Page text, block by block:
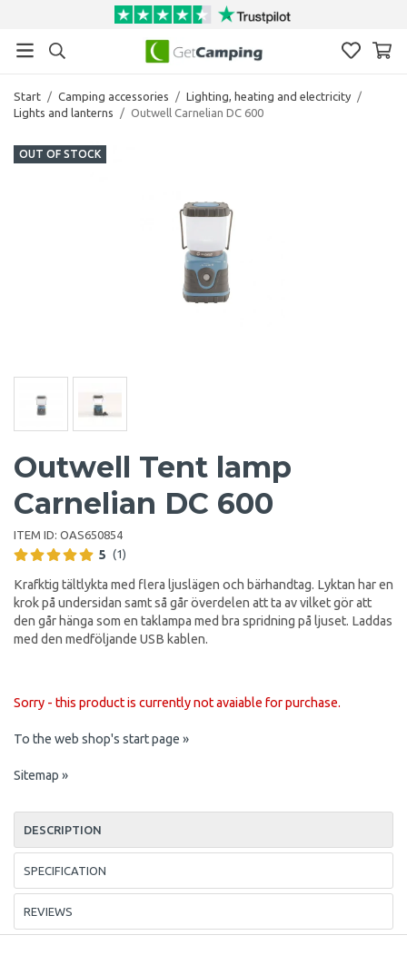
Start / Camping accessories / Lighting, heating and electricity /
Lights and lanterns
/ Outwell Carnelian DC 600
OUT OF STOCK
Outwell Tent lamp
Carnelian DC 600
ITEM ID: OAS650854
5 (1)
Krafktig tältlykta med flera ljuslägen och bärhandtag. Lyktan har en
krok på undersidan samt så går överdelen att ta av vilket gör att
den går hänga som en taklampa med bra spridning på ljuset. Laddas
med den medföljande USB kablen.
Sorry - this product is currently not avaiable for purchase.
To the web shop's start page »
Sitemap »
DESCRIPTION
SPECIFICATION
REVIEWS